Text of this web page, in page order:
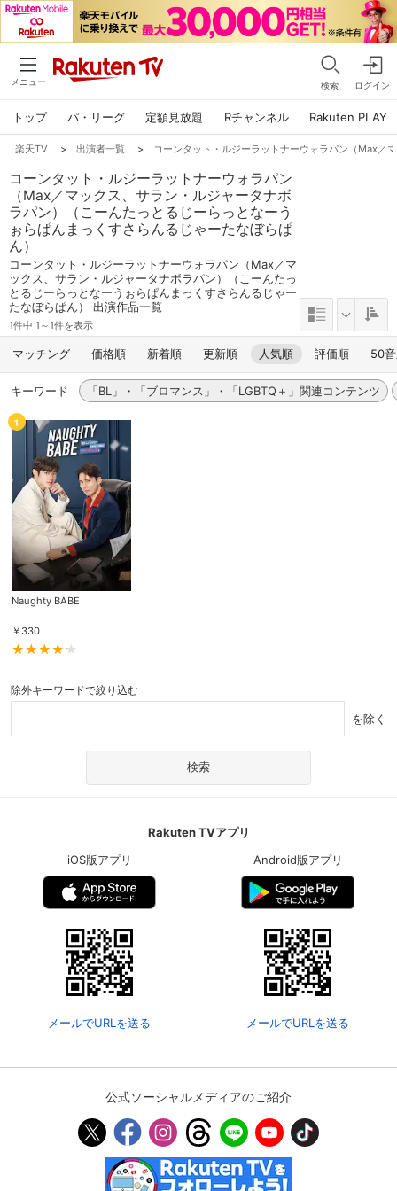
メニュー 検索 ログイン
トップ パ・リーグ 定額見放題 Rチャンネル Rakuten PLAY
楽天TV > 出演者一覧 > コーンタット・ルジーラットナーウォラパン（Max／
コーンタット・ルジーラットナーウォラパン
（Max／マックス、サラン・ルジャータナボ
ラパン）（こーんたっとるじーらっとなーう
ぉらぱんまっくすさらんるじゃーたなぼらぱ
ん）
コーンタット・ルジーラットナーウォラパン（Max／マ
ックス、サラン・ルジャータナボラパン）（こーんたっ
とるじーらっとなーうぉらぱんまっくすさらんるじゃー
たなぼらぱん） 出演作品一覧
1件中 1～1件を表示
マッチング 価格順 新着順 更新順 人気順 評価順 50
キーワード 「BL」・「ブロマンス」・「LGBTQ＋」関連コンテンツ
1
Naughty BABE
￥ 330
除外キーワードで絞り込む
を除く
Rakuten TVアプリ
iOS版アプリ
メールでURLを送る
Android版アプリ
メールでURLを送る
公式ソーシャルメディアのご紹介